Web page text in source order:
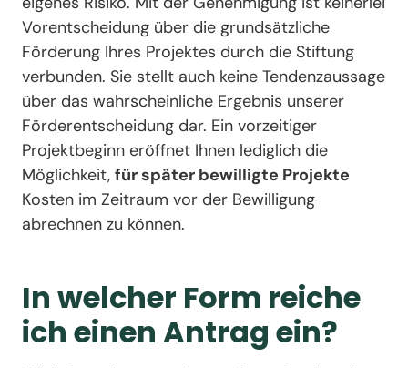
Vorentscheidung über die grundsätzliche
Förderung Ihres Projektes durch die Stiftung
verbunden. Sie stellt auch keine Tendenzaussage
über das wahrscheinliche Ergebnis unserer
Förderentscheidung dar. Ein vorzeitiger
Projektbeginn eröffnet Ihnen lediglich die
Möglichkeit, für später bewilligte Projekte
Kosten im Zeitraum vor der Bewilligung
abrechnen zu können.
In welcher Form reiche
ich einen Antrag ein?